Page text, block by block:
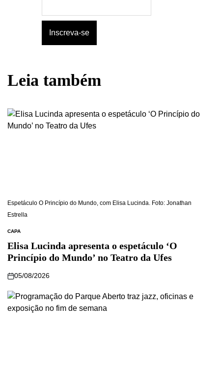
Leia também
Espetáculo O Princípio do Mundo, com Elisa Lucinda. Foto: Jonathan
Estrella
CAPA
Elisa Lucinda apresenta o espetáculo ‘O
Princípio do Mundo’ no Teatro da Ufes
05/08/2026